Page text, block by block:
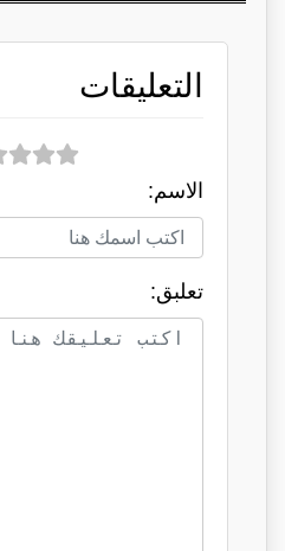
التعليقات
الاسم:
تعلبق: